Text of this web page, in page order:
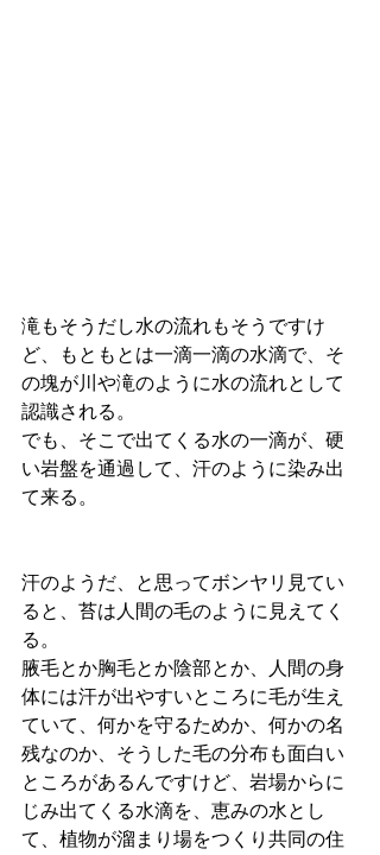
滝もそうだし水の流れもそうですけ
ど、もともとは一滴一滴の水滴で、そ
の塊が川や滝のように水の流れとして
認識される。
でも、そこで出てくる水の一滴が、硬
い岩盤を通過して、汗のように染み出
て来る。
汗のようだ、と思ってボンヤリ見てい
ると、苔は人間の毛のように見えてく
る。
腋毛とか胸毛とか陰部とか、人間の身
体には汗が出やすいところに毛が生え
ていて、何かを守るためか、何かの名
残なのか、そうした毛の分布も面白い
ところがあるんですけど、岩場からに
じみ出てくる水滴を、恵みの水とし
て、植物が溜まり場をつくり共同の住